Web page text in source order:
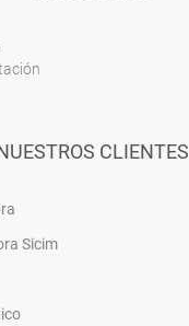
CLIENTES
Sicim